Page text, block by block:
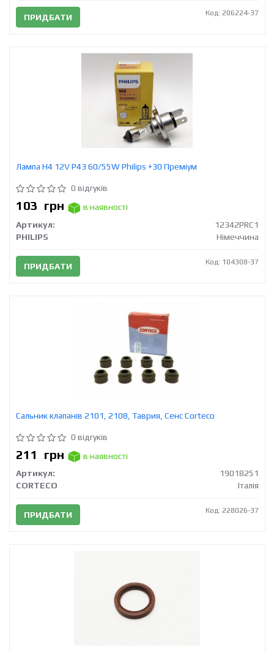
ПРИДБАТИ Код: 206224-37
Лампа H4 12V Р43 60/55W Philips +30 Преміум
0 відгуків
103 грн
в наявності
Артикул:
12342PRC1
PHILIPS
Німеччина
ПРИДБАТИ Код: 104308-37
Сальник клапанів 2101, 2108, Таврия, Сенс Corteco
0 відгуків
211 грн
в наявності
Артикул:
19018251
CORTECO
Італія
ПРИДБАТИ Код: 228026-37